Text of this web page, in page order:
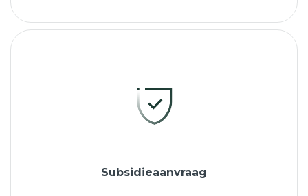
Subsidieaanvraag